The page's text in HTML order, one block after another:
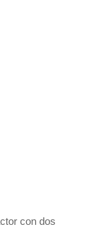
con dos